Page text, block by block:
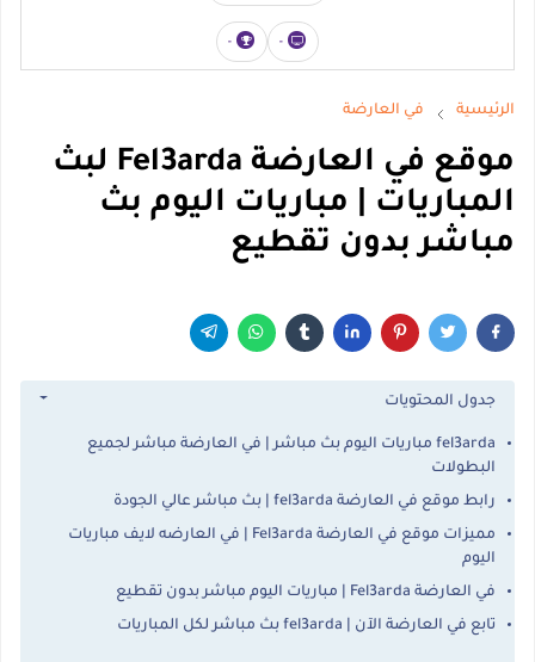
-
-
الرئيسية في العارضة
موقع في العارضة Fel3arda لبث
المباريات | مباريات اليوم بث
مباشر بدون تقطيع
جدول المحتويات
fel3arda مباريات اليوم بث مباشر | في العارضة مباشر لجميع
البطولات
رابط موقع في العارضة fel3arda | بث مباشر عالي الجودة
مميزات موقع في العارضة Fel3arda | في العارضه لايف مباريات
اليوم
في العارضة Fel3arda | مباريات اليوم مباشر بدون تقطيع
تابع في العارضة الآن | fel3arda بث مباشر لكل المباريات